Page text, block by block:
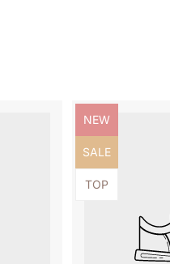
NEW
SALE
TOP